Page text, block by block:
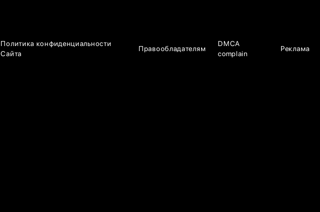
Политика конфиденциальности
Сайта
Правообладателям
DMCA
complain
Реклама